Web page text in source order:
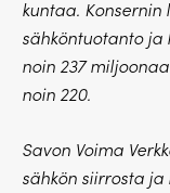
kuntaa. Konsernin
sähköntuotanto ja
noin 237
noin 220.
Savon Voima
sähkön siirrosta